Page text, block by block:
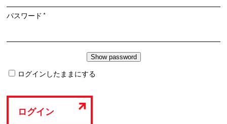
パスワード*必
ログインしたままにする
ログイン